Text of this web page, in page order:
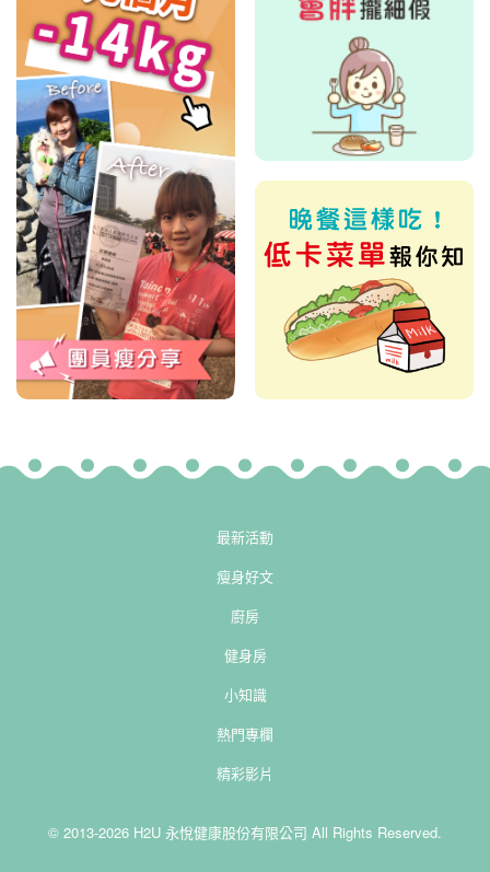
最新活動
瘦身好文
廚房
健身房
小知識
熱門專欄
精彩影片
© 2013-2026 H2U 永悅健康股份有限公司 All Rights Reserved.